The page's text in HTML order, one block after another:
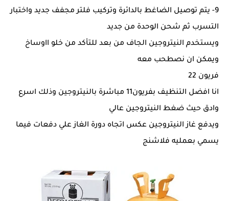
9- يتم توصيل الضاغط بالدائرة وتركيب فلتر مجفف جديد واختبار
التسرب ثم شحن الوحدة من جديد
ويستخدم النيتروجين الجاف من بعد للتأكد من خلو ااوساخ
ويمكن ان نصطحب معه
فريون 22
انا افضل التنظيف بفريون11 مباشرة بالنيتروجين وذلك اسرع
وادق حيث ضغط النيتروجين عالي
ويدفع غاز النيتروجين عكس اتجاه دورة الغاز علي دفعات فيما
يسمي بعمليه فلاشنج